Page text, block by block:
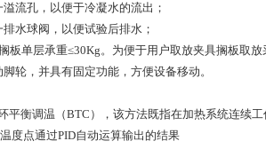
流孔，以便于冷凝水的流出；
水球阀，以便试验后排水；
板单层承重≤30Kg。为便于用户取放夹具搁板取放
轮，并具有固定功能，方便设备移动。
平衡调温（BTC），该方法既指在加热系统连续工
度点通过PID自动运算输出的结果